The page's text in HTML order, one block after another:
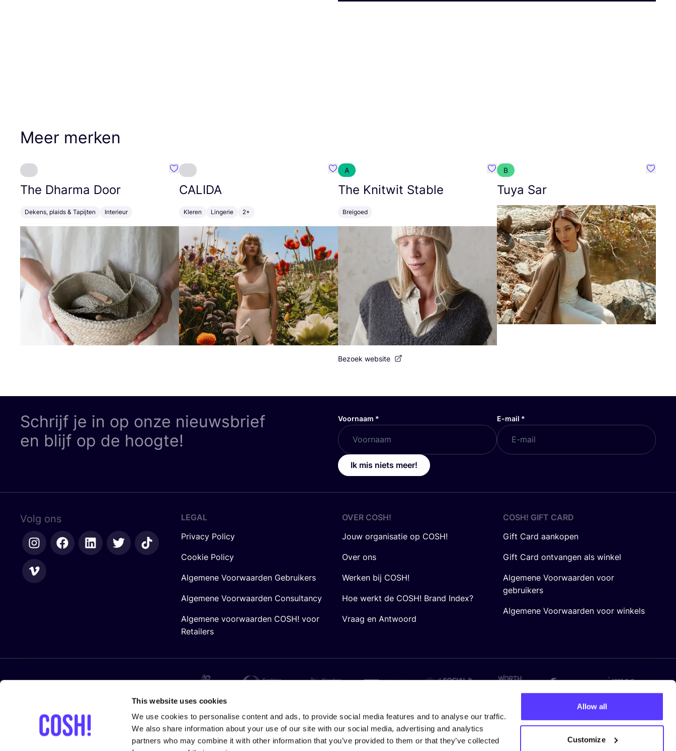
This website uses cookies
We use cookies to personalise content and ads, to provide social media features and to analyse our traffic.
We also share information about your use of our site with our social media, advertising and analytics
partners who may combine it with other information that you’ve provided to them or that they’ve collected
Allow all
Customize
Meer merken
The Dharma Door
Dekens, plaids & Tapijten Interieur
Favoriete {naam}
CALIDA
Kleren Lingerie 2+
Favoriete {naam}
A
The Knitwit Stable
Breigoed
Favoriete {naam}
Bezoek website
B
Tuya Sar
Schrijf je in op onze nieuwsbrief
en blijf op de hoogte!
Voornaam * E-mail *
Ik mis niets meer!
Volg ons
LEGAL
Privacy Policy
Cookie Policy
Algemene Voorwaarden Gebruikers
Algemene Voorwaarden Consultancy
Algemene voorwaarden COSH! voor
Retailers
OVER COSH!
Jouw organisatie op COSH!
Over ons
Werken bij COSH!
Hoe werkt de COSH! Brand Index?
Vraag en Antwoord
COSH! GIFT CARD
Gift Card aankopen
Gift Card ontvangen als winkel
Algemene Voorwaarden voor
gebruikers
Algemene Voorwaarden voor winkels